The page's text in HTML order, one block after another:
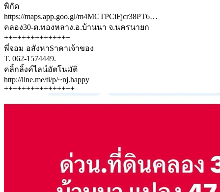
พิกัด
https://maps.app.goo.gl/m4MCTPCiFjcr38PT6…
คลอง30-ต.ทองหลาง.อ.บ้านนา จ.นครนายก
+++++++++++++++
พี่จอม อสังหาSาคาเจ้าของ
T. 062-1574449.
คลิ้กลิ้งค์ไลน์อัตโนมัติ
http://line.me/ti/p/~nj.happy
++++++++++++++++